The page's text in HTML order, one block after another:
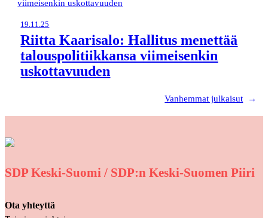
19.11.25
Riitta Kaarisalo: Hallitus menettää
talouspolitiikkansa viimeisenkin
uskottavuuden
Vanhemmat julkaisut →
SDP Keski-Suomi / SDP:n Keski-Suomen Piiri
Ota yhteyttä